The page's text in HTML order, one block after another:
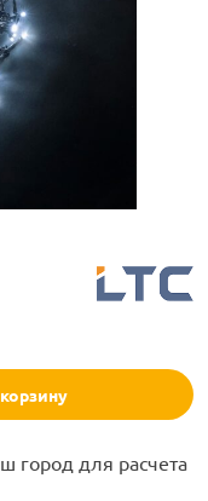
город для расчета